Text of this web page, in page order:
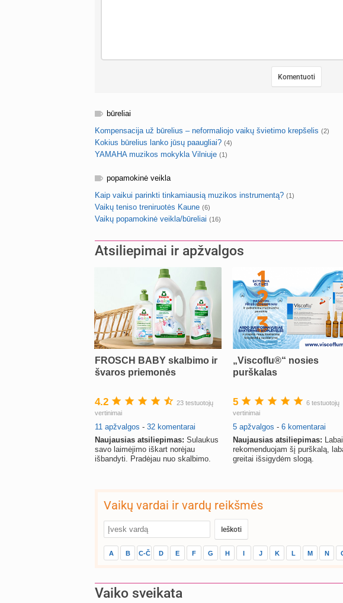
būreliai
Kompensacija už būrelius – neformaliojo vaikų švietimo krepšelis (2)
Kokius būrelius lanko jūsų paaugliai? (4)
YAMAHA muzikos mokykla Vilniuje (1)
popamokinė veikla
Kaip vaikui parinkti tinkamiausią muzikos instrumentą? (1)
Vaikų teniso treniruotės Kaune (6)
Vaikų popamokinė veikla/būreliai (16)
Atsiliepimai ir apžvalgos
FROSCH BABY skalbimo ir
švaros priemonės
4.2
23 testuotojų
vertinimai
11 apžvalgos - 32 komentarai
Naujausias atsiliepimas: Sulaukus
savo laimėjimo iškart norėjau
išbandyti. Pradėjau nuo skalbimo.
„Viscoflu®“ nosies
purškalas
5
6 testuotojų
vertinimai
5 apžvalgos -6 komentarai
Naujausias atsiliepimas: Labai
rekomenduojam šį purškalą,
greitai išsigydėm slogą.
Vaikų vardai ir vardų reikšmės
A B C-Č D E F G H J K L M N
Vaiko sveikata